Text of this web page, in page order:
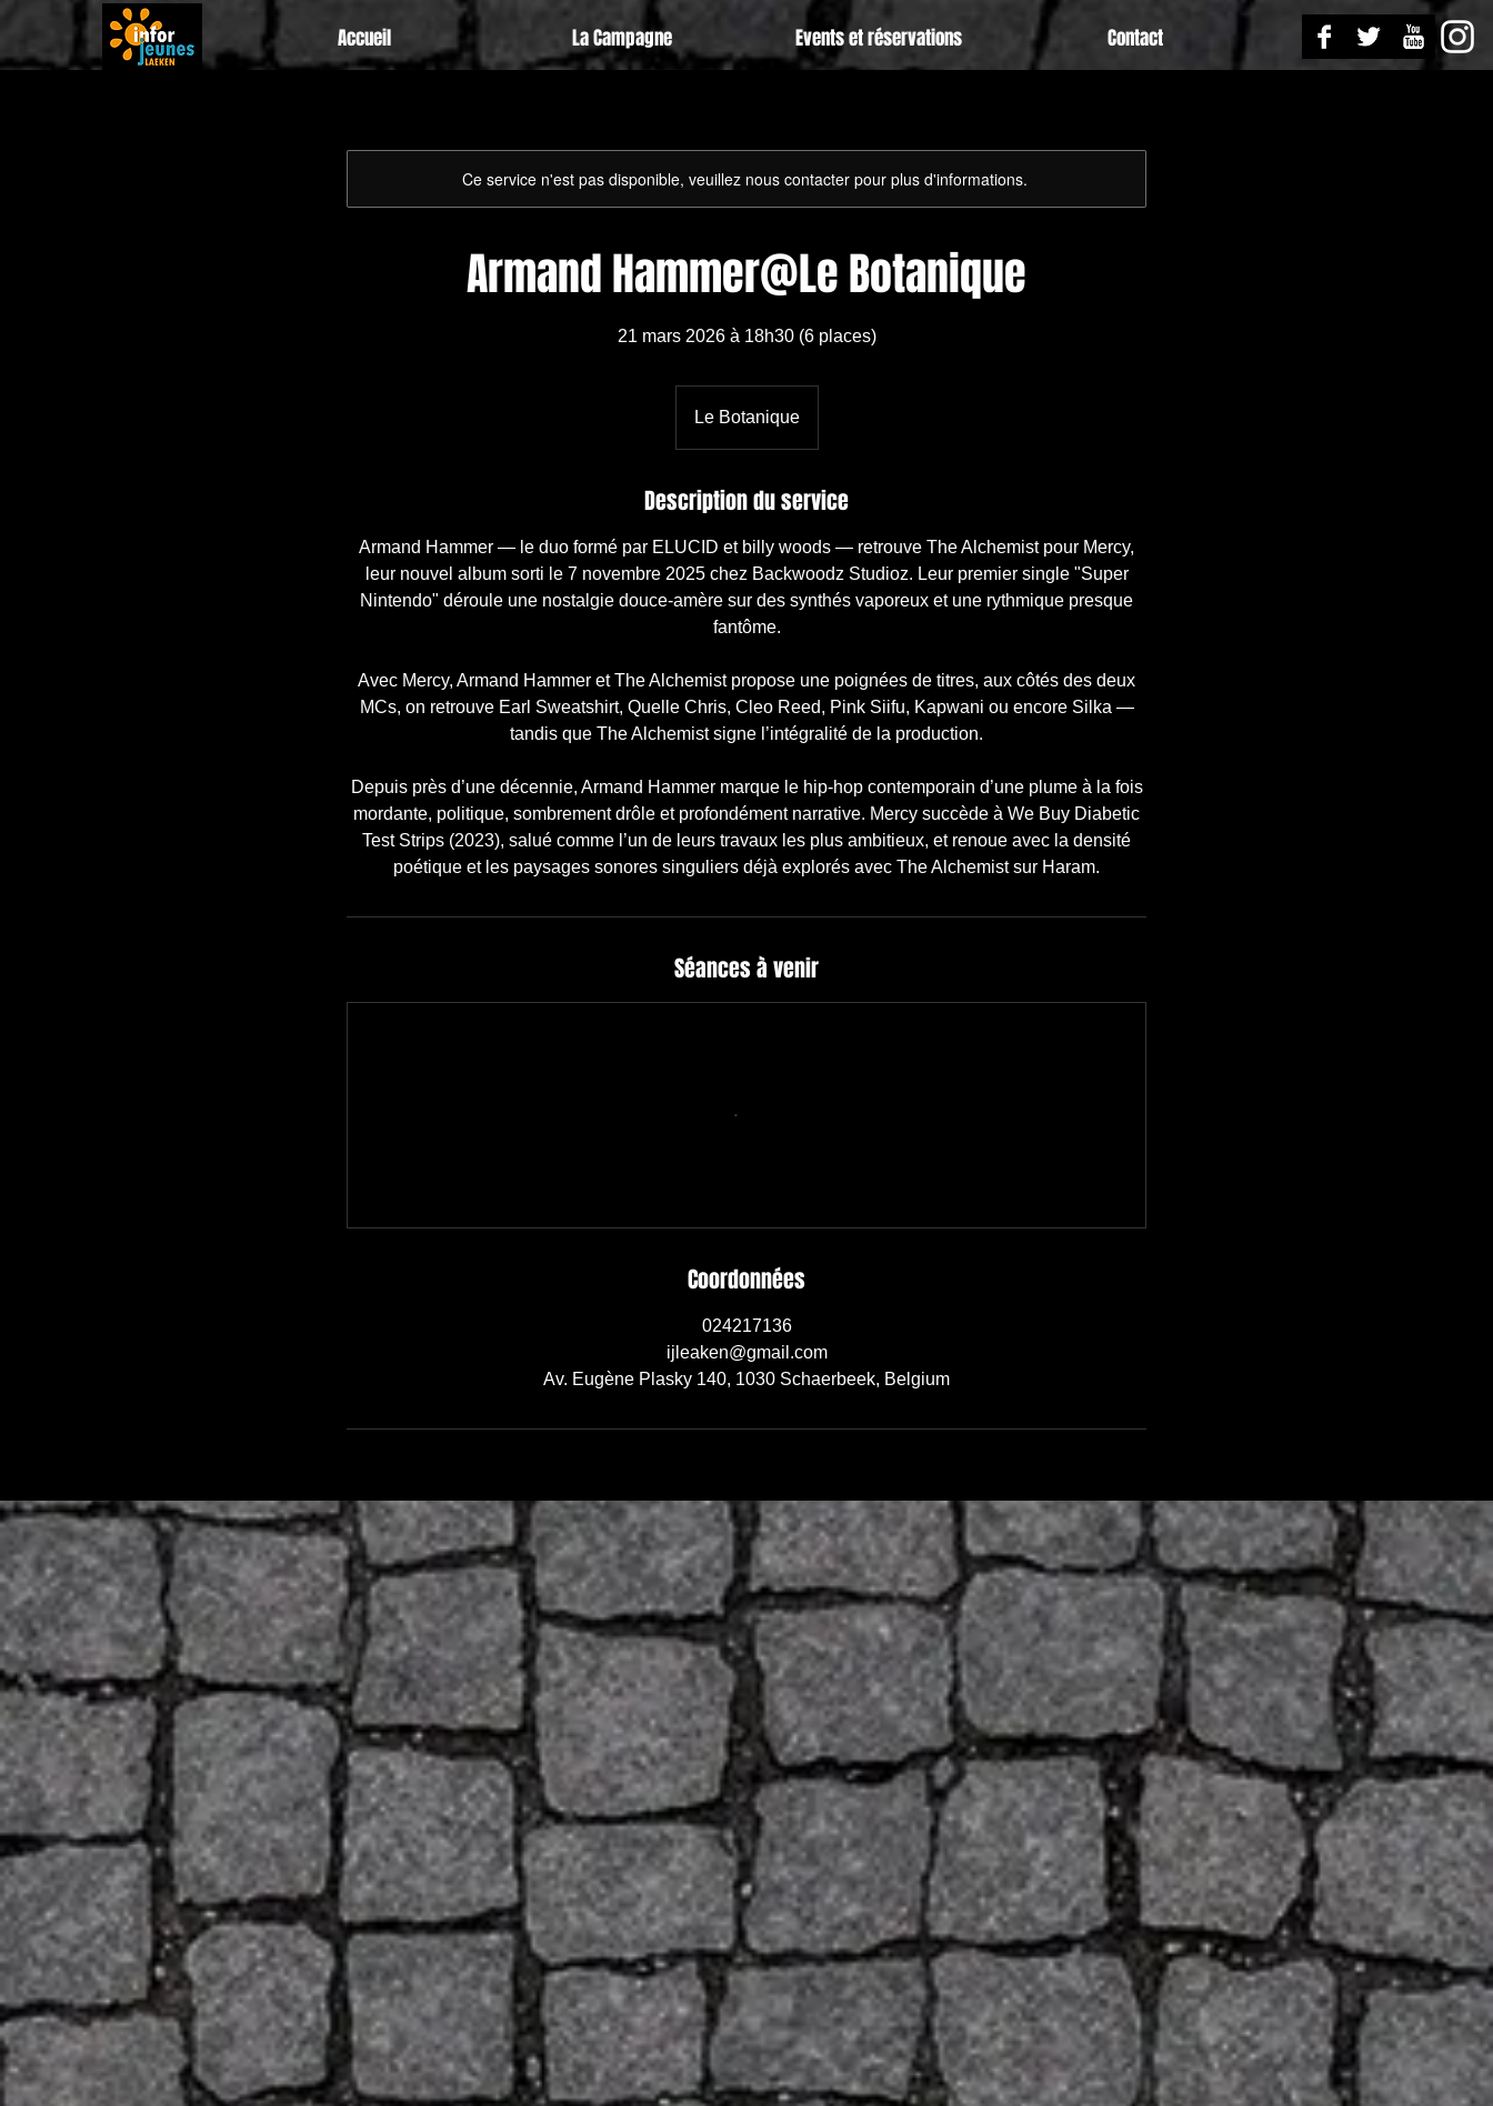
Accueil La Campagne Events et réservations Contact
Ce service n'est pas disponible, veuillez nous contacter pour plus d'informations.
Armand Hammer@Le Botanique
21 mars 2026 à 18h30 (6 places)
Le Botanique
Description du service
Armand Hammer — le duo formé par ELUCID et billy woods — retrouve The Alchemist pour Mercy,
leur nouvel album sorti le 7 novembre 2025 chez Backwoodz Studioz. Leur premier single "Super
Nintendo" déroule une nostalgie douce-amère sur des synthés vaporeux et une rythmique presque
fantôme.
Avec Mercy, Armand Hammer et The Alchemist propose une poignées de titres, aux côtés des deux
MCs, on retrouve Earl Sweatshirt, Quelle Chris, Cleo Reed, Pink Siifu, Kapwani ou encore Silka —
tandis que The Alchemist signe l’intégralité de la production.
Depuis près d’une décennie, Armand Hammer marque le hip-hop contemporain d’une plume à la fois
mordante, politique, sombrement drôle et profondément narrative. Mercy succède à We Buy Diabetic
Test Strips (2023), salué comme l’un de leurs travaux les plus ambitieux, et renoue avec la densité
poétique et les paysages sonores singuliers déjà explorés avec The Alchemist sur Haram.
Séances à venir
Coordonnées
024217136
ijleaken@gmail.com
Av. Eugène Plasky 140, 1030 Schaerbeek, Belgium